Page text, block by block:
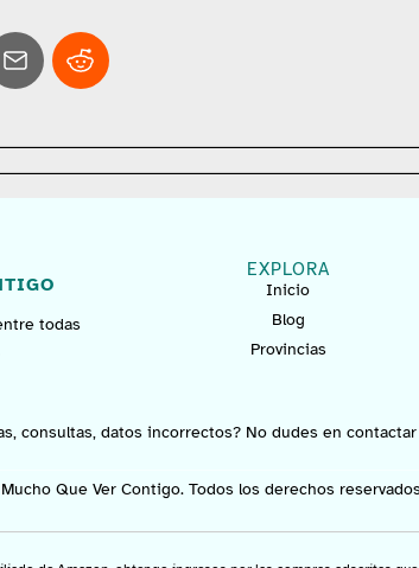
todas
EXPLORA
Inicio
Blog
Provincias
consultas, datos incorrectos? No dudes en
Que Ver Contigo. Todos los derechos